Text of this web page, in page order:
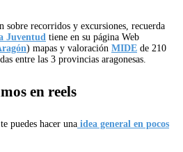
sobre recorridos y excursiones, recuerda
Juventud tiene en su página Web
) mapas y valoración MIDE de 210
entre las 3 provincias aragonesas.
en reels
puedes hacer una idea general en pocos